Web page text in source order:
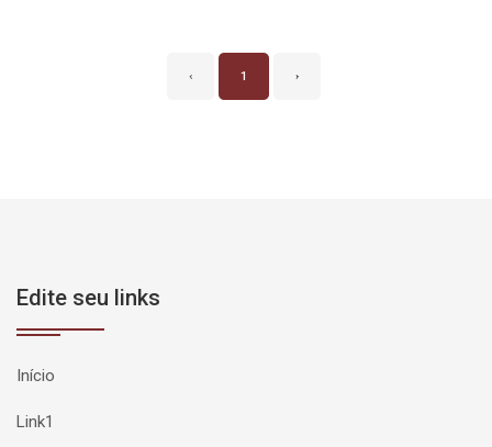
‹ 1 ›
Edite seu links
Início
Link1